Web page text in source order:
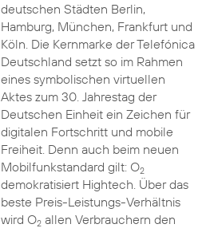
deutschen Städten Berlin,
Hamburg, München, Frankfurt und
Köln. Die Kernmarke der Telefónica
Deutschland setzt so im Rahmen
eines symbolischen virtuellen
Aktes zum 30. Jahrestag der
Deutschen Einheit ein Zeichen für
digitalen Fortschritt und mobile
Freiheit. Denn auch beim neuen
Mobilfunkstandard gilt: O2
demokratisiert Hightech. Über das
beste Preis-Leistungs-Verhältnis
wird O2allen Verbrauchern den